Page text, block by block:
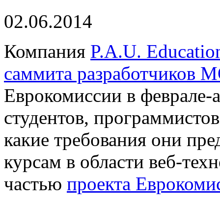
02.06.2014
Компания P.A.U.
саммита разработчиков
Еврокомиссии в феврале-
студентов,
какие требования они
курсам в области веб-
частью проекта